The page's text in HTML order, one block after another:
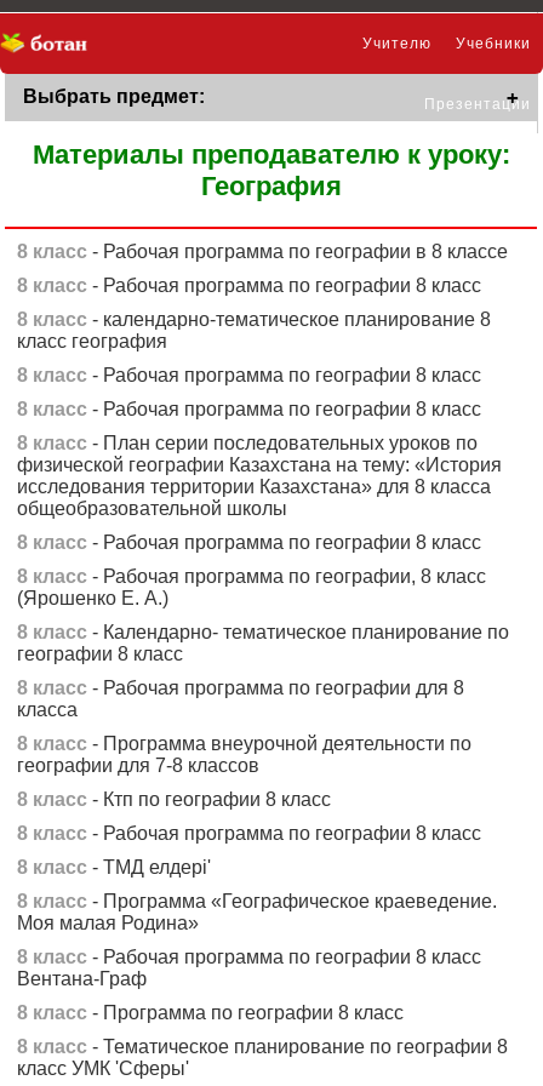
Учебники
Учителю
Презентации
Выбрать предмет:
Материалы преподавателю к уроку:
География
8 класс - Рабочая программа по географии в 8 классе
8 класс - Рабочая программа по географии 8 класс
8 класс - календарно-тематическое планирование 8
класс география
8 класс - Рабочая программа по географии 8 класс
8 класс - Рабочая программа по географии 8 класс
8 класс - План серии последовательных уроков по
физической географии Казахстана на тему: «История
исследования территории Казахстана» для 8 класса
общеобразовательной школы
8 класс - Рабочая программа по географии 8 класс
8 класс - Рабочая программа по географии, 8 класс
(Ярошенко Е. А.)
8 класс - Календарно- тематическое планирование по
географии 8 класс
8 класс - Рабочая программа по географии для 8
класса
8 класс - Программа внеурочной деятельности по
географии для 7-8 классов
8 класс - Ктп по географии 8 класс
8 класс - Рабочая программа по географии 8 класс
8 класс - ТМД елдері'
8 класс - Программа «Географическое краеведение.
Моя малая Родина»
8 класс - Рабочая программа по географии 8 класс
Вентана-Граф
8 класс - Программа по географии 8 класс
8 класс - Тематическое планирование по географии 8
класс УМК 'Сферы'